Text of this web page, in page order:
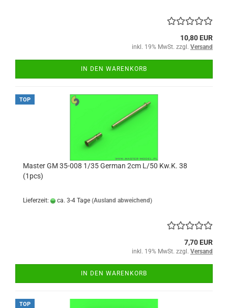
10,80 EUR
inkl. 19% MwSt. zzgl. Versand
IN DEN WARENKORB
TOP
Master GM 35-008 1/35 German 2cm L/50 Kw.K. 38
(1pcs)
Lieferzeit: ca. 3-4 Tage (Ausland abweichend)
7,70 EUR
inkl. 19% MwSt. zzgl. Versand
IN DEN WARENKORB
TOP